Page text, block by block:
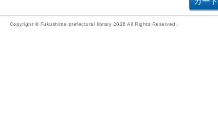
Copyright © Fukushima prefectural library 2026 All Rights Reserved.